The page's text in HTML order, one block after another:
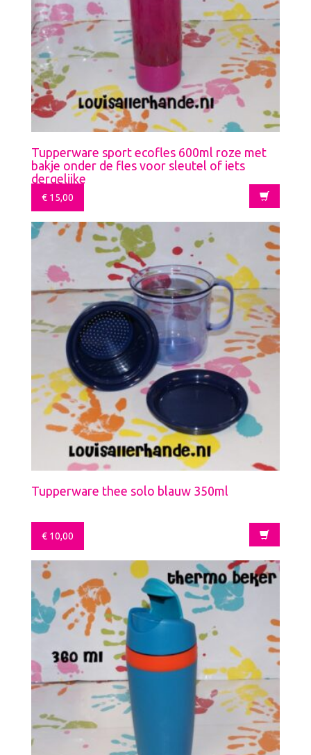
Tupperware sport ecofles 600ml roze met
bakje onder de fles voor sleutel of iets
dergelijke
€ 15,00
Tupperware thee solo blauw 350ml
€ 10,00